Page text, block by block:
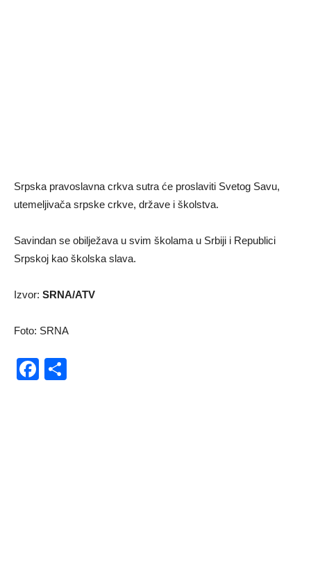
Srpska pravoslavna crkva sutra će proslaviti Svetog Savu,
utemeljivača srpske crkve, države i školstva.
Savindan se obilježava u svim školama u Srbiji i Republici
Srpskoj kao školska slava.
Izvor: SRNA/ATV
Foto: SRNA
Facebook